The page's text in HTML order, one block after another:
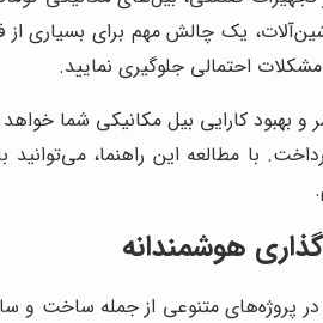
یک چالش مهم برای بسیاری
مشکلات احتمالی جلوگیری نمایید.
کارایی بیل مکانیکی شما
با مطالعه این راهنما، می‌توانید
هوشمندانه
متنوعی از جمله ساخت و